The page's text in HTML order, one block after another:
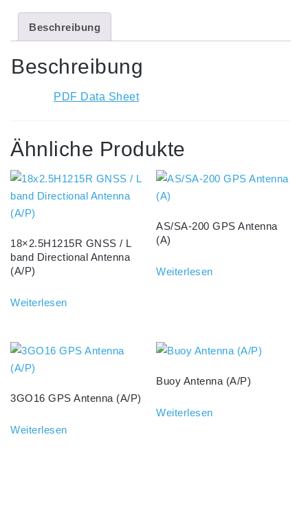
Beschreibung
Beschreibung
PDF Data Sheet
Ähnliche Produkte
18×2.5H1215R GNSS / L
band Directional Antenna
(A/P)
Weiterlesen
AS/SA-200 GPS Antenna
(A)
Weiterlesen
3GO16 GPS Antenna (A/P)
Weiterlesen
Buoy Antenna (A/P)
Weiterlesen